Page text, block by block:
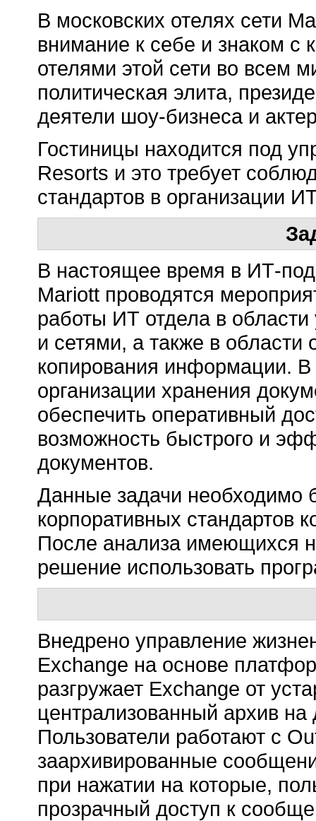
В московских отелях сети
внимание к себе и знаком с
отелями этой сети во всем
политическая элита,
деятели шоу-бизнеса и
Гостиницы находится под
Resorts и это требует
стандартов в организации
В настоящее время в ИТ-
Mariott проводятся
работы ИТ отдела в
и сетями, а также в области
копирования информации.
организации хранения
обеспечить оперативный
возможность быстрого и
документов.
Данные задачи необходимо
корпоративных стандартов
После анализа имеющихся
решение использовать
Внедрено управление
Exchange на основе
разгружает Exchange от
централизованный архив
Пользователи работают с
заархивированные
при нажатии на которые,
прозрачный доступ к